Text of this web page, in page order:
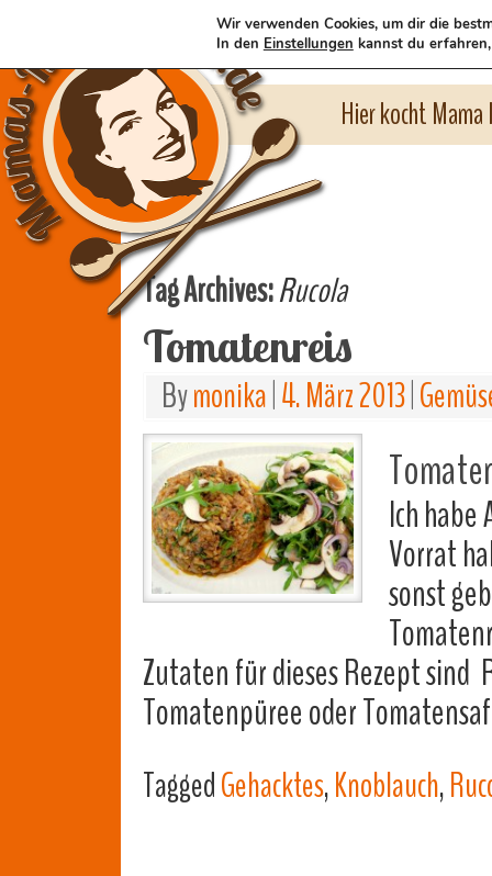
Hier kocht
Tag Archives:Rucola
Tomatenreis
Bymonika 4. März 2013
Ich
Vorrat
sonst
Zutaten für dieses Rezept sind
Tomatenpüree oder
TaggedGehacktes,Knoblauch,
Wir verwenden Cookies, um dir die
In den Einstellungen kannst du